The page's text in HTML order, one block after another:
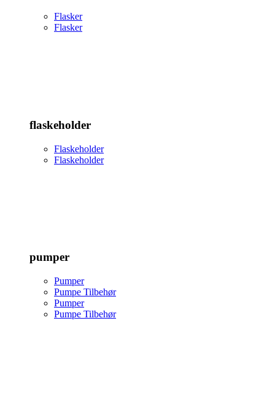
Flasker
Flasker
flaskeholder
Flaskeholder
Flaskeholder
pumper
Pumper
Pumpe Tilbehør
Pumper
Pumpe Tilbehør